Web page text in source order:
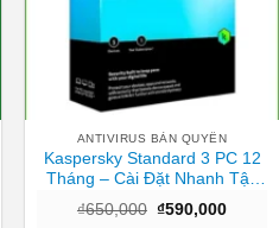
ANTIVIRUS BẢN QUYỀN
Kaspersky Standard 3 PC 12
Tháng – Cài Đặt Nhanh Tận
₫650,000 Giá
₫590,000Giá